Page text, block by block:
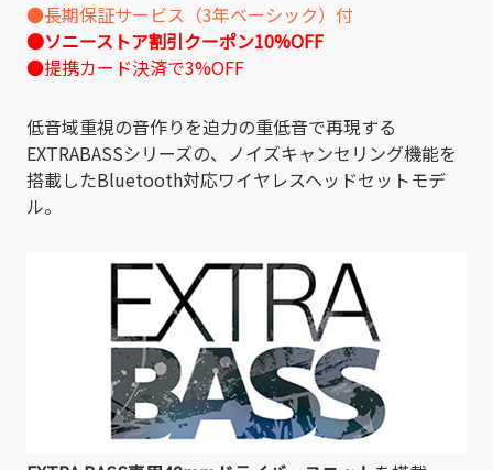
●長期保証サービス（3年ベーシック）付
●ソニーストア割引クーポン10%OFF
●提携カード決済で3%OFF
低音域重視の音作りを迫力の重低音で再現する
EXTRABASSシリーズの、ノイズキャンセリング機能を
搭載したBluetooth対応ワイヤレスヘッドセットモデ
ル。